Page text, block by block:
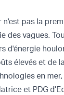
n'est pas la
des vagues.
d'énergie
élevés et de
en mer,
et PDG